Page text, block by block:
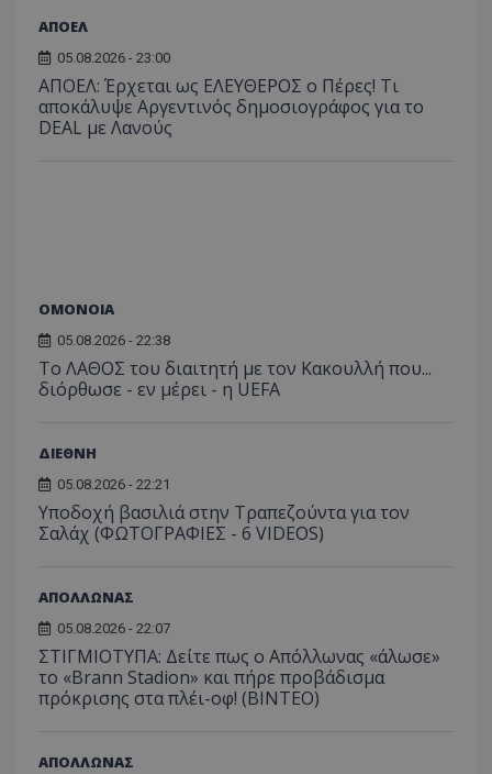
ΑΠΟΕΛ
05.08.2026 - 23:00
ΑΠΟΕΛ: Έρχεται ως ΕΛΕΥΘΕΡΟΣ ο Πέρες! Τι
αποκάλυψε Αργεντινός δημοσιογράφος για το
DEAL με Λανούς
ΟΜΟΝΟΙΑ
05.08.2026 - 22:38
Το ΛΑΘΟΣ του διαιτητή με τον Κακουλλή που...
διόρθωσε - εν μέρει - η UEFA
ΔΙΕΘΝΗ
05.08.2026 - 22:21
Υποδοχή βασιλιά στην Τραπεζούντα για τον
Σαλάχ (ΦΩΤΟΓΡΑΦΙΕΣ - 6 VIDEOS)
ΑΠΟΛΛΩΝΑΣ
05.08.2026 - 22:07
ΣΤΙΓΜΙΟΤΥΠΑ: Δείτε πως ο Απόλλωνας «άλωσε»
το «Brann Stadion» και πήρε προβάδισμα
πρόκρισης στα πλέι-οφ! (ΒΙΝΤΕΟ)
ΑΠΟΛΛΩΝΑΣ